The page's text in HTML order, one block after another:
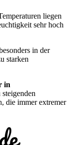
liegen
sehr hoch
in der
starken
in
die immer extremer